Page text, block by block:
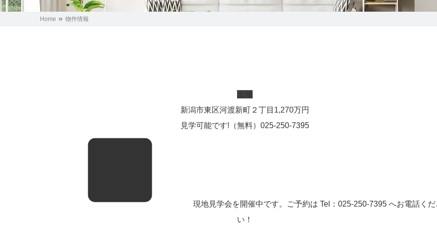
Home 物件情報
新潟市東区河渡新町２丁目 1,270万円
見学可能です!（無料）025-250-7395
現地見学会を開催中です。ご予約は Tel：025-250-7395 へお電話くだ
い！